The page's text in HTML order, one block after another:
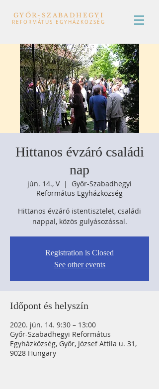
GYŐR-SZABADHEGYI
REFORMÁTUS EGYHÁZKÖZSÉG
Hittanos évzáró családi
nap
jún. 14., V
  |
Győr-Szabadhegyi
Református Egyházközség
Hittanos évzáró istentisztelet, családi
nappal, közös gulyásozással.
Registration is Closed
See other events
Időpont és helyszín
2020. jún. 14. 9:30 – 13:00
Győr-Szabadhegyi Református
Egyházközség, Győr, József Attila u. 31,
9028 Hungary